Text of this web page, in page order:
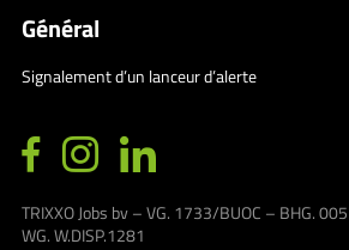
Général
Signalement d’un lanceur d’alerte
TRIXXO Jobs bv – VG. 1733/BUOC – BHG.
WG. W.DISP.1281